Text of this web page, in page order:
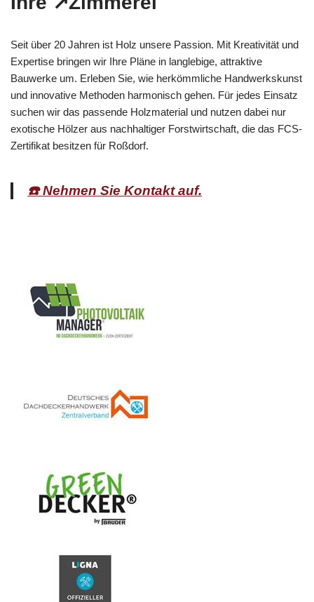
Seit über 20 Jahren ist Holz unsere Passion. Mit Kreativität und
Expertise bringen wir Ihre Pläne in langlebige, attraktive
Bauwerke um. Erleben Sie, wie herkömmliche Handwerkskunst
und innovative Methoden harmonisch gehen. Für jedes Einsatz
suchen wir das passende Holzmaterial und nutzen dabei nur
exotische Hölzer aus nachhaltiger Forstwirtschaft, die das FCS-
Zertifikat besitzen für Roßdorf.
☎️ Nehmen Sie Kontakt auf.